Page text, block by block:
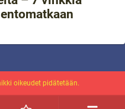
oikeudet pidätetään.